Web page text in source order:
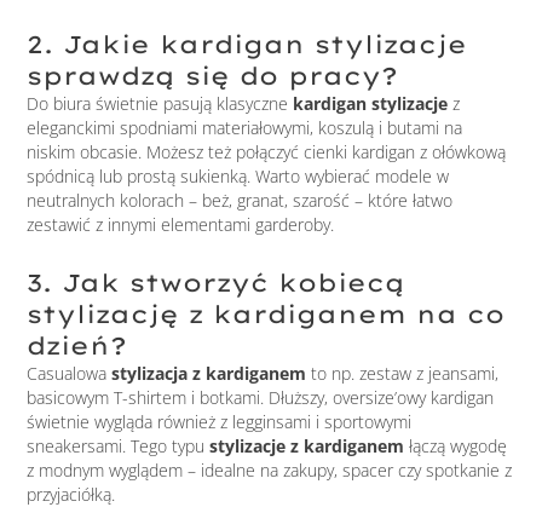
2. Jakie kardigan stylizacje
sprawdzą się do pracy?
Do biura świetnie pasują klasyczne kardigan stylizacje z
eleganckimi spodniami materiałowymi, koszulą i butami na
niskim obcasie. Możesz też połączyć cienki kardigan z ołówkową
spódnicą lub prostą sukienką. Warto wybierać modele w
neutralnych kolorach – beż, granat, szarość – które łatwo
zestawić z innymi elementami garderoby.
3. Jak stworzyć kobiecą
stylizację z kardiganem na co
dzień?
Casualowastylizacja z kardiganem to np. zestaw z jeansami,
basicowym T-shirtem i botkami. Dłuższy, oversize’owy kardigan
świetnie wygląda również z legginsami i sportowymi
sneakersami. Tego typustylizacje z kardiganem łączą wygodę
z modnym wyglądem – idealne na zakupy, spacer czy spotkanie z
przyjaciółką.